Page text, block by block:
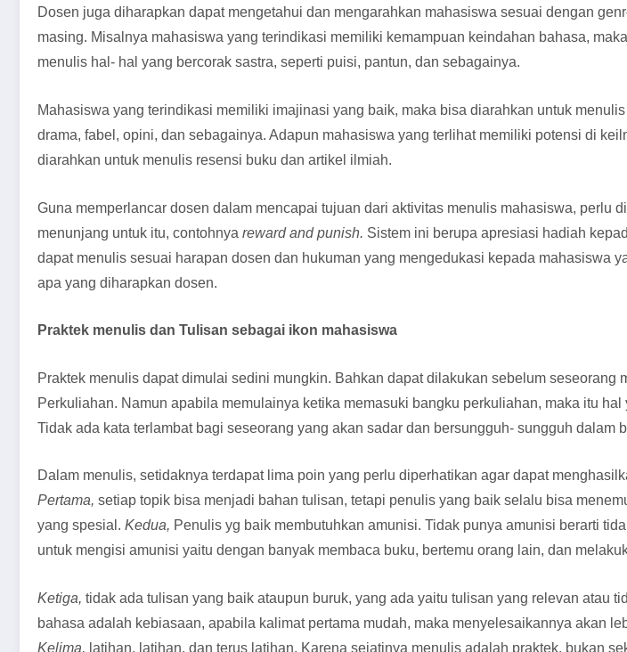
Dosen juga diharapkan dapat mengetahui dan mengarahkan mahasiswa sesuai dengan
masing. Misalnya mahasiswa yang terindikasi memiliki kemampuan keindahan bahasa,
menulis hal- hal yang bercorak sastra, seperti puisi, pantun, dan sebagainya.
Mahasiswa yang terindikasi memiliki imajinasi yang baik, maka bisa diarahkan untuk
drama, fabel, opini, dan sebagainya. Adapun mahasiswa yang terlihat memiliki potensi di
diarahkan untuk menulis resensi buku dan artikel ilmiah.
Guna memperlancar dosen dalam mencapai tujuan dari aktivitas menulis mahasiswa, perlu
menunjang untuk itu, contohnya reward and punish. Sistem ini berupa apresiasi hadiah
dapat menulis sesuai harapan dosen dan hukuman yang mengedukasi kepada mahasiswa
apa yang diharapkan dosen.
Praktek menulis dan Tulisan sebagai ikon mahasiswa
Praktek menulis dapat dimulai sedini mungkin. Bahkan dapat dilakukan sebelum seseorang
Perkuliahan. Namun apabila memulainya ketika memasuki bangku perkuliahan, maka itu hal
Tidak ada kata terlambat bagi seseorang yang akan sadar dan bersungguh- sungguh dalam
Dalam menulis, setidaknya terdapat lima poin yang perlu diperhatikan agar dapat
Pertama, setiap topik bisa menjadi bahan tulisan, tetapi penulis yang baik selalu bisa
yang spesial. Kedua, Penulis yg baik membutuhkan amunisi. Tidak punya amunisi berarti
untuk mengisi amunisi yaitu dengan banyak membaca buku, bertemu orang lain, dan
Ketiga, tidak ada tulisan yang baik ataupun buruk, yang ada yaitu tulisan yang relevan atau
bahasa adalah kebiasaan, apabila kalimat pertama mudah, maka menyelesaikannya akan
Kelima, latihan, latihan, dan terus latihan. Karena sejatinya menulis adalah praktek, bukan